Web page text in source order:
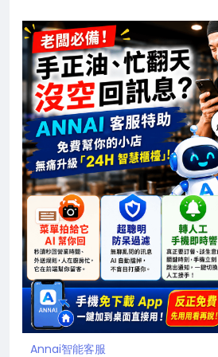
Annai智能客服